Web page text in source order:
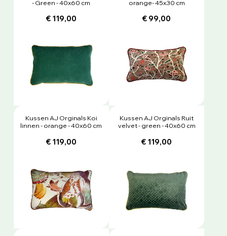
- Green - 40x60 cm
€ 119,00
orange- 45x30 cm
€ 99,00
Kussen AJ Orginals Koi
linnen - orange - 40x60 cm
€ 119,00
Kussen AJ Orginals Ruit
velvet - green - 40x60 cm
€ 119,00